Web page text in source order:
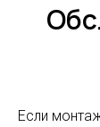
Если